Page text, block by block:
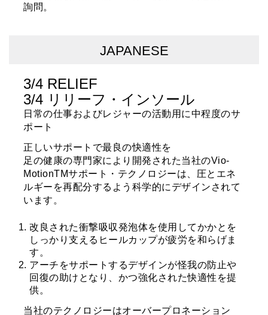
詢問。
JAPANESE
3/4 RELIEF
3/4 リリーフ・インソール
日常の仕事およびレジャーの活動用に中程度のサ
ポート
正しいサポートで最良の快適性を
足の健康の専門家により開発された当社のVio-
MotionTMサポート・テクノロジーは、圧とエネ
ルギーを再配分するよう科学的にデザインされて
います。
改良された衝撃吸収発泡体を使用してかかとを
しっかり支えるヒールカップが疲労を和らげま
す。
アーチをサポートするデザインが怪我の防止や
回復の助けとなり、かつ強化された快適性を提
供。
当社のテクノロジーはオーバープロネーション